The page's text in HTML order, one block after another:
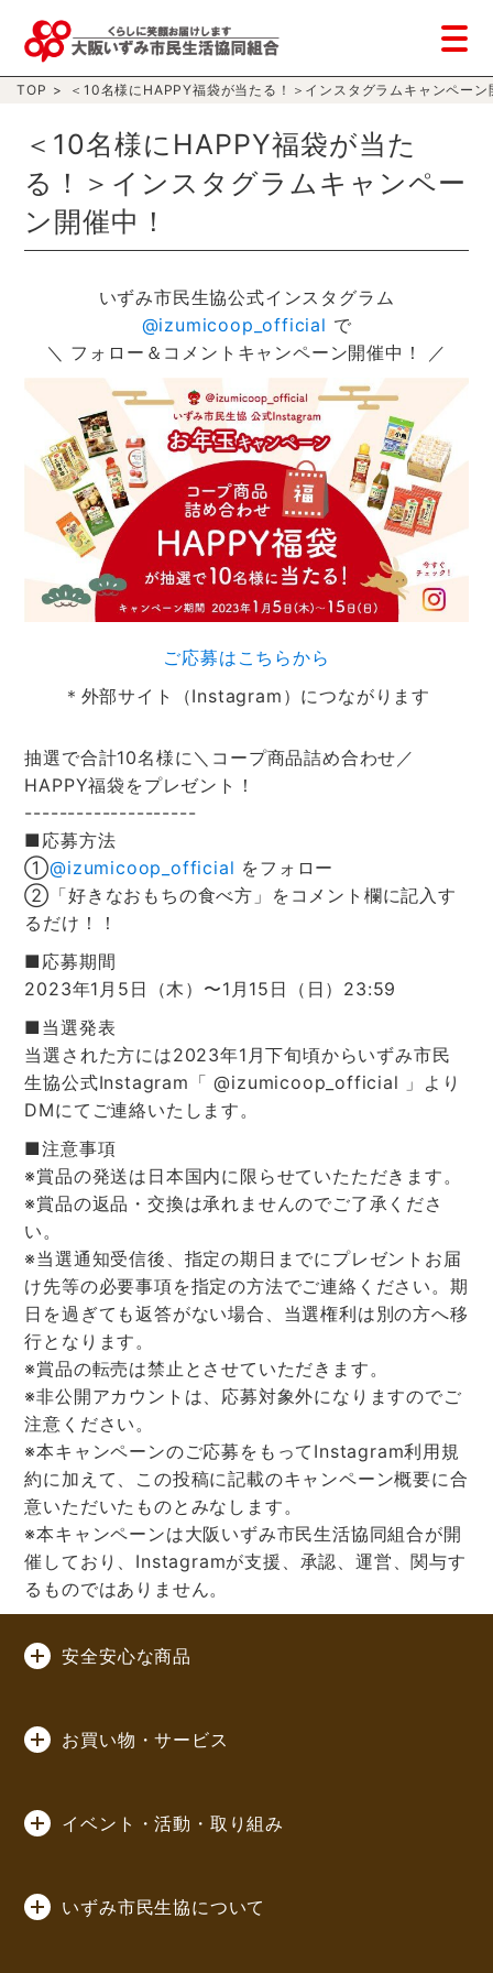
TOP > ＜10名様にHAPPY福袋が当たる！＞インスタグラムキャンペーン
＜10名様にHAPPY福袋が当た
る！＞インスタグラムキャンペー
ン開催中！
いずみ市民生協公式インスタグラム
@izumicoop_official で
＼ フォロー＆コメントキャンペーン開催中！ ／
ご応募はこちらから
＊外部サイト（Instagram）につながります
抽選で合計10名様に＼コープ商品詰め合わせ／
HAPPY福袋をプレゼント！
--------------------
■応募方法
①@izumicoop_official をフォロー
②「好きなおもちの食べ方」をコメント欄に記入す
るだけ！！
■応募期間
2023年1月5日（木）〜1月15日（日）23:59
■当選発表
当選された方には2023年1月下旬頃からいずみ市民
生協公式Instagram「 @izumicoop_official 」より
DMにてご連絡いたします。
■注意事項
※賞品の発送は日本国内に限らせていたただきます。
※賞品の返品・交換は承れませんのでご了承くださ
い。
※当選通知受信後、指定の期日までにプレゼントお届
け先等の必要事項を指定の方法でご連絡ください。期
日を過ぎても返答がない場合、当選権利は別の方へ移
行となります。
※賞品の転売は禁止とさせていただきます。
※非公開アカウントは、応募対象外になりますのでご
注意ください。
※本キャンペーンのご応募をもってInstagram利用規
約に加えて、この投稿に記載のキャンペーン概要に合
意いただいたものとみなします。
※本キャンペーンは大阪いずみ市民生活協同組合が開
催しており、Instagramが支援、承認、運営、関与す
るものではありません。
安全安心な商品
お買い物・サービス
イベント・活動・取り組み
いずみ市民生協について